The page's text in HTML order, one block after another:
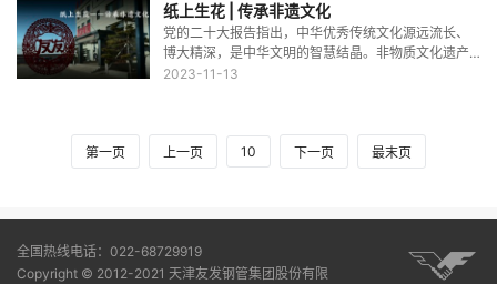
为海军航空兵
纸上生花 | 传承非遗文化
党的二十大报告指出，中华优秀传统文化源远流长、
博大精深，是中华文明的智慧结晶。非物质文化遗产
是一个国家和民族历史文化成就的重要标志，是优秀
2023-11-13
第一页 上一页 10 下一页 最末页
全国热线电话：022-68729919
Copyright © 2012-2021 天津友发钢管集团股份有限